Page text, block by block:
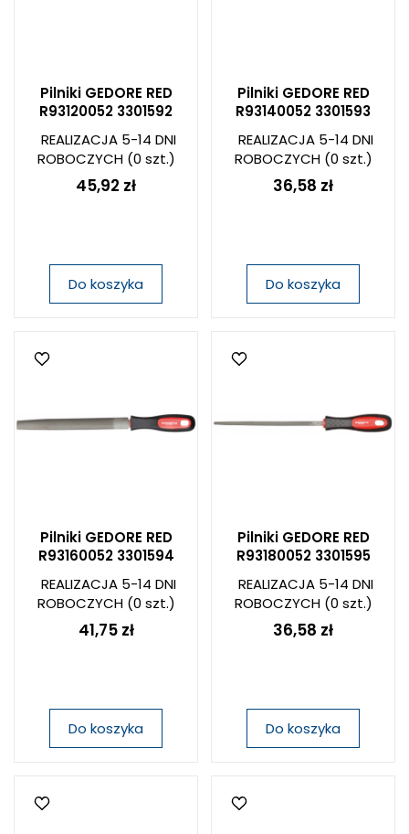
Pilniki GEDORE RED
R93120052 3301592
REALIZACJA 5-14 DNI
ROBOCZYCH(0 szt.)
45,92 zł
Do koszyka
Pilniki GEDORE RED
R93140052 3301593
REALIZACJA 5-14 DNI
ROBOCZYCH(0 szt.)
36,58 zł
Do koszyka
Pilniki GEDORE RED
R93160052 3301594
REALIZACJA 5-14 DNI
ROBOCZYCH(0 szt.)
41,75 zł
Do koszyka
Pilniki GEDORE RED
R93180052 3301595
REALIZACJA 5-14 DNI
ROBOCZYCH(0 szt.)
36,58 zł
Do koszyka